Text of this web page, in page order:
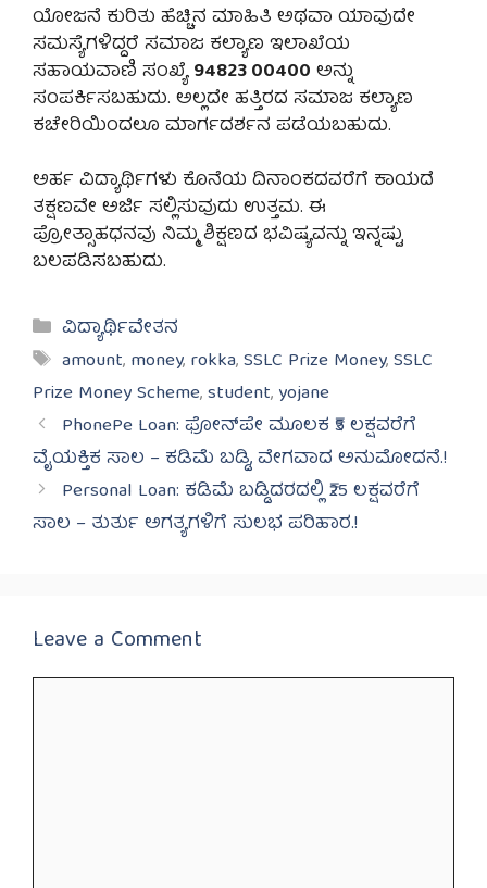
ಯೋಜನೆ ಕುರಿತು ಹೆಚ್ಚಿನ ಮಾಹಿತಿ ಅಥವಾ ಯಾವುದೇ
ಸಮಸ್ಯೆಗಳಿದ್ದರೆ ಸಮಾಜ ಕಲ್ಯಾಣ ಇಲಾಖೆಯ
ಸಹಾಯವಾಣಿ ಸಂಖ್ಯೆ94823 00400 ಅನ್ನು
ಸಂಪರ್ಕಿಸಬಹುದು. ಅಲ್ಲದೇ ಹತ್ತಿರದ ಸಮಾಜ ಕಲ್ಯಾಣ
ಕಚೇರಿಯಿಂದಲೂ ಮಾರ್ಗದರ್ಶನ ಪಡೆಯಬಹುದು.
ಅರ್ಹ ವಿದ್ಯಾರ್ಥಿಗಳು ಕೊನೆಯ ದಿನಾಂಕದವರೆಗೆ ಕಾಯದೆ
ತಕ್ಷಣವೇ ಅರ್ಜಿ ಸಲ್ಲಿಸುವುದು ಉತ್ತಮ. ಈ
ಪ್ರೋತ್ಸಾಹಧನವು ನಿಮ್ಮ ಶಿಕ್ಷಣದ ಭವಿಷ್ಯವನ್ನು ಇನ್ನಷ್ಟು
ಬಲಪಡಿಸಬಹುದು.
Categories
ವಿದ್ಯಾರ್ಥಿವೇತನ
Tags
amount, money, rokka,SSLC Prize Money,SSLC
Prize Money Scheme,student, yojane
PhonePe Loan: ಫೋನ್‌ಪೇ ಮೂಲಕ ₹5 ಲಕ್ಷವರೆಗೆ
ವೈಯಕ್ತಿಕ ಸಾಲ – ಕಡಿಮೆ ಬಡ್ಡಿ, ವೇಗವಾದ ಅನುಮೋದನೆ.!
Personal Loan: ಕಡಿಮೆ ಬಡ್ಡಿದರದಲ್ಲಿ ₹25 ಲಕ್ಷವರೆಗೆ
ಸಾಲ – ತುರ್ತು ಅಗತ್ಯಗಳಿಗೆ ಸುಲಭ ಪರಿಹಾರ.!
Leave a Comment